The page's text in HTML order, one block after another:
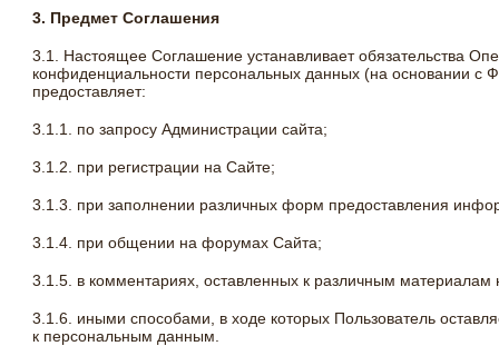
3. Предмет Соглашения
3.1. Настоящее Соглашение устанавливает обязательства
конфиденциальности персональных данных (на основании
предоставляет:
3.1.1. по запросу Администрации сайта;
3.1.2. при регистрации на Сайте;
3.1.3. при заполнении различных форм предоставления
3.1.4. при общении на форумах Сайта;
3.1.5. в комментариях, оставленных к различным материалам
3.1.6. иными способами, в ходе которых Пользователь
к персональным данным.